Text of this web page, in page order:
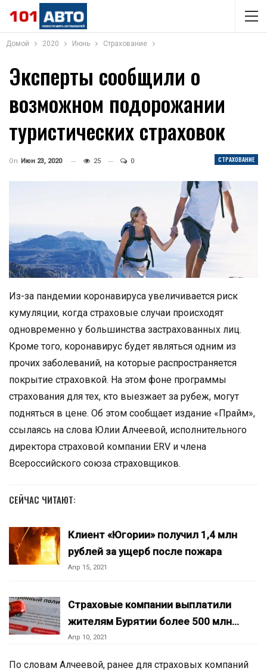
Домой 2020 Июнь Страхование
Эксперты сообщили о
возможном подорожании
туристических страховок
СТРАХОВАНИЕ
On Июн 23, 2020 25 0
Из-за пандемии коронавируса увеличивается риск
кумуляции, когда страховые случаи происходят
одновременно у большинства застрахованных лиц.
Кроме того, коронавирус будет являться одним из
прочих заболеваний, на которые распространяется
покрытие страховкой. На этом фоне программы
страхования для тех, кто выезжает за рубеж, могут
подняться в цене. Об этом сообщает издание «Прайм»,
ссылаясь на слова Юлии Алчеевой, исполнительного
директора страховой компании ERV и члена
Всероссийского союза страховщиков.
СЕЙЧАС ЧИТАЮТ:
Клиент «Югории» получил 1,4 млн
рублей за ущерб после пожара
Апр 15, 2021
Страховые компании выплатили
жителям Бурятии более 500 млн…
Апр 10, 2021
По словам Алчеевой, ранее для страховых компаний